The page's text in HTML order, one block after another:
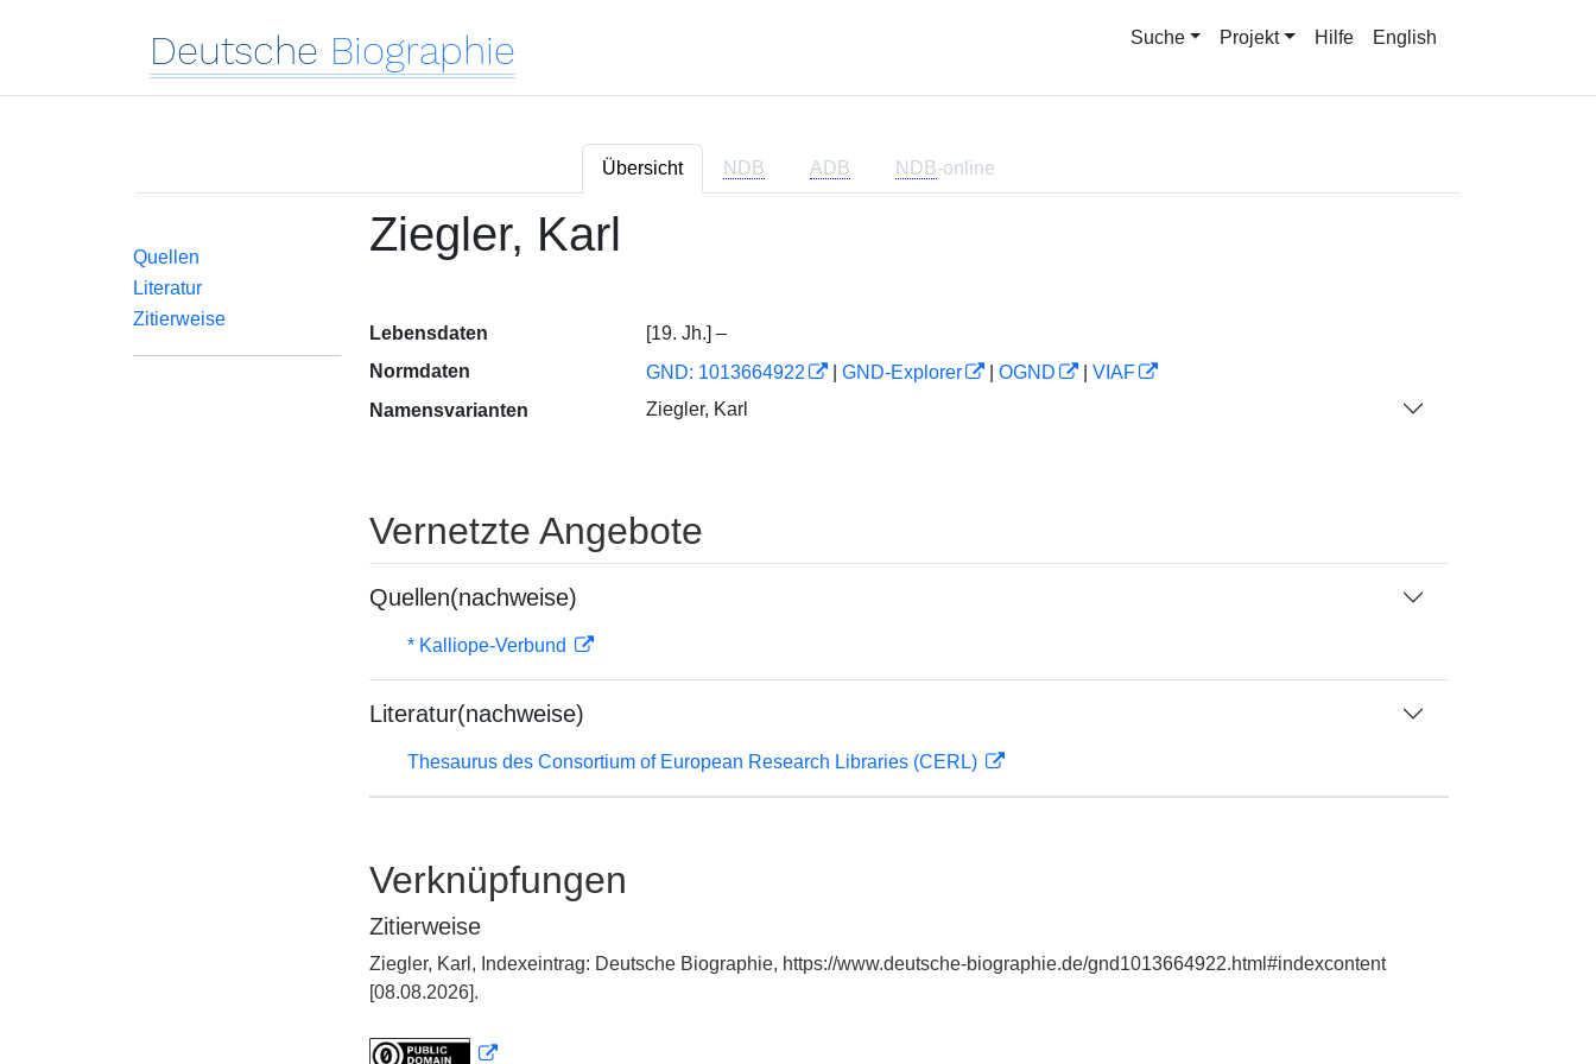
Deutsche Biographie Suche Projekt Hilfe English
Übersicht NDB ADB NDB-online
Quellen
Literatur
Zitierweise
Ziegler, Karl
Lebensdaten
[19. Jh.] –
Normdaten
GND: 1013664922 GND-Explorer OGND
VIAF
Namensvarianten
Ziegler, Karl
Vernetzte Angebote
Quellen(nachweise)
* Kalliope-Verbund
Literatur(nachweise)
Thesaurus des Consortium of European Research Libraries (CERL)
Verknüpfungen
Zitierweise
Ziegler, Karl, Indexeintrag: Deutsche Biographie, https://www.deutsche-biographie.de/gnd1013664922.html#indexcontent
[08.08.2026].